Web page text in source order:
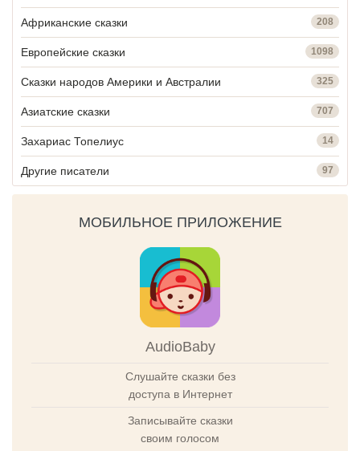
Африканские сказки 208
Европейские сказки 1098
Сказки народов Америки и Австралии 325
Азиатские сказки 707
Захариас Топелиус 14
Другие писатели 97
МОБИЛЬНОЕ ПРИЛОЖЕНИЕ
AudioBaby
Слушайте сказки без
доступа в Интернет
Записывайте сказки
своим голосом